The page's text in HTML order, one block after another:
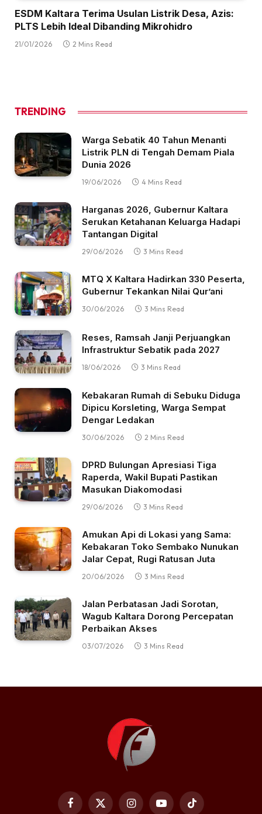
ESDM Kaltara Terima Usulan Listrik Desa, Azis:
PLTS Lebih Ideal Dibanding Mikrohidro
21/01/2026 2 Mins Read
TRENDING
Warga Sebatik 40 Tahun Menanti
Listrik PLN di Tengah Demam Piala
Dunia 2026
19/06/2026 4 Mins Read
Harganas 2026, Gubernur Kaltara
Serukan Ketahanan Keluarga Hadapi
Tantangan Digital
29/06/2026 3 Mins Read
MTQ X Kaltara Hadirkan 330 Peserta,
Gubernur Tekankan Nilai Qur’ani
30/06/2026 3 Mins Read
Reses, Ramsah Janji Perjuangkan
Infrastruktur Sebatik pada 2027
18/06/2026 3 Mins Read
Kebakaran Rumah di Sebuku Diduga
Dipicu Korsleting, Warga Sempat
Dengar Ledakan
30/06/2026 2 Mins Read
DPRD Bulungan Apresiasi Tiga
Raperda, Wakil Bupati Pastikan
Masukan Diakomodasi
29/06/2026 3 Mins Read
Amukan Api di Lokasi yang Sama:
Kebakaran Toko Sembako Nunukan
Jalar Cepat, Rugi Ratusan Juta
20/06/2026 3 Mins Read
Jalan Perbatasan Jadi Sorotan,
Wagub Kaltara Dorong Percepatan
Perbaikan Akses
03/07/2026 3 Mins Read
Facebook
X InstagramYouTubeTikTok